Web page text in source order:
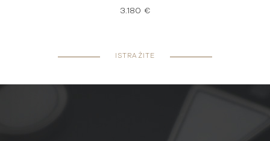
3.180 €
ISTRAŽITE